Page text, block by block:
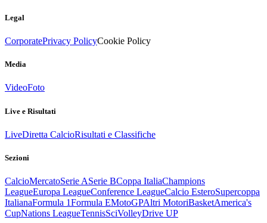
Legal
CorporatePrivacy PolicyCookie Policy
Media
VideoFoto
Live e Risultati
LiveDiretta CalcioRisultati e Classifiche
Sezioni
CalcioMercatoSerie ASerie BCoppa ItaliaChampions
LeagueEuropa LeagueConference LeagueCalcio EsteroSupercoppa
ItalianaFormula 1Formula EMotoGPAltri MotoriBasketAmerica's
CupNations LeagueTennisSciVolleyDrive UP